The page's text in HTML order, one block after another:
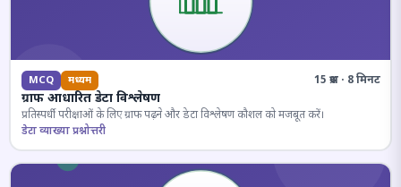
MCQ मध्यम 15 प्रश्न · 8 मिनट
ग्राफ आधारित डेटा विश्लेषण
प्रतिस्पर्धी परीक्षाओं के लिए ग्राफ पढ़ने और डेटा विश्लेषण कौशल को मजबूत करें।
डेटा व्याख्या प्रश्नोत्तरी